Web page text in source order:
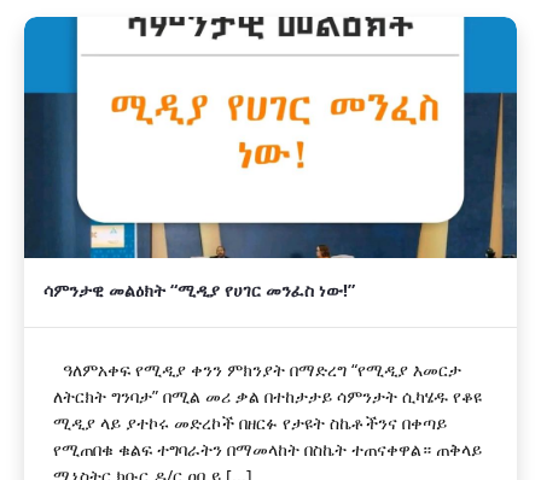
ሳምንታዊ መልዕክት “ሚዲያ የሀገር መንፈስ ነው!”
ዓለምአቀፍ የሚዲያ ቀንን ምክንያት በማድረግ “የሚዲያ እመርታ
ለትርክት ግንባታ” በሚል መሪ ቃል በተከታታይ ሳምንታት ሲካሄዱ የቆዩ
ሚዲያ ላይ ያተኮሩ መድረኮች በዘርፉ የታዩት ስኬቶችንና በቀጣይ
የሚጠበቁ ቁልፍ ተግባራትን በማመላከት በስኬት ተጠናቀዋል። ጠቅላይ